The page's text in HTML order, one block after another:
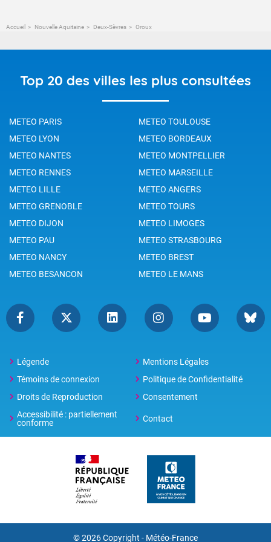
Accueil Nouvelle Aquitaine Deux-Sèvres Oroux
Top 20 des villes les plus consultées
METEO PARIS
METEO TOULOUSE
METEO LYON
METEO BORDEAUX
METEO NANTES
METEO MONTPELLIER
METEO RENNES
METEO MARSEILLE
METEO LILLE
METEO ANGERS
METEO GRENOBLE
METEO TOURS
METEO DIJON
METEO LIMOGES
METEO PAU
METEO STRASBOURG
METEO NANCY
METEO BREST
METEO BESANCON
METEO LE MANS
Légende
Mentions Légales
Témoins de connexion
Politique de Confidentialité
Droits de Reproduction
Consentement
Accessibilité : partiellement
conforme
Contact
© 2026 Copyright - Météo-France